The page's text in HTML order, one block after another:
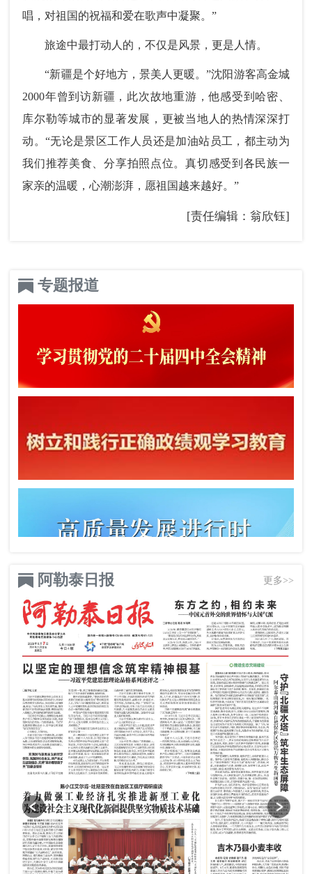
唱，对祖国的祝福和爱在歌声中凝聚。”
旅途中最打动人的，不仅是风景，更是人情。
“新疆是个好地方，景美人更暖。”沈阳游客高金城
2000年曾到访新疆，此次故地重游，他感受到哈密、
库尔勒等城市的显著发展，更被当地人的热情深深打
动。“无论是景区工作人员还是加油站员工，都主动为
我们推荐美食、分享拍照点位。真切感受到各民族一
家亲的温暖，心潮澎湃，愿祖国越来越好。”
[责任编辑：翁欣钰]
专题报道
阿勒泰日报 更多>>